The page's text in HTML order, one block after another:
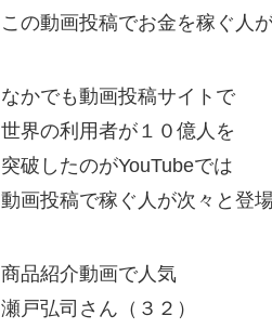
この動画投稿でお金を稼ぐ人
なかでも動画投稿サイトで
世界の利用者が１０億人を
突破したのがYouTubeでは
動画投稿で稼ぐ人が次々と登場
商品紹介動画で人気
瀬戸弘司さん（３２）